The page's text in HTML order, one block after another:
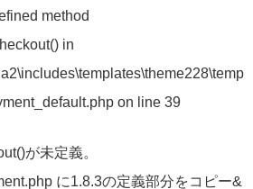
method
in
on line 39
が未定義。
に1.8.3の定義部分をコピー&